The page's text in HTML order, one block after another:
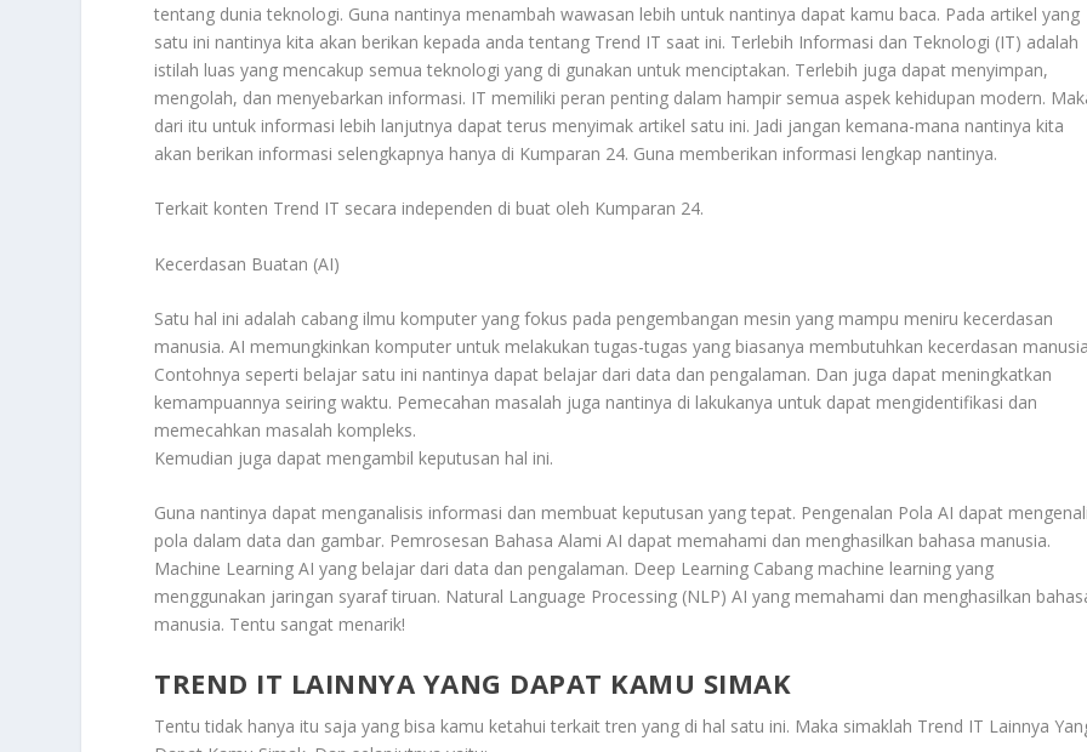
tentang dunia teknologi. Guna nantinya menambah wawasan lebih untuk nantinya dapat kamu baca. Pada artikel yang
satu ini nantinya kita akan berikan kepada anda tentang Trend IT saat ini. Terlebih Informasi dan Teknologi (IT) adalah
istilah luas yang mencakup semua teknologi yang di gunakan untuk menciptakan. Terlebih juga dapat menyimpan,
mengolah, dan menyebarkan informasi. IT memiliki peran penting dalam hampir semua aspek kehidupan modern.
dari itu untuk informasi lebih lanjutnya dapat terus menyimak artikel satu ini. Jadi jangan kemana-mana nantinya kita
akan berikan informasi selengkapnya hanya di Kumparan 24. Guna memberikan informasi lengkap nantinya.
Terkait konten Trend IT secara independen di buat oleh Kumparan 24.
Kecerdasan Buatan (AI)
Satu hal ini adalah cabang ilmu komputer yang fokus pada pengembangan mesin yang mampu meniru kecerdasan
manusia. AI memungkinkan komputer untuk melakukan tugas-tugas yang biasanya membutuhkan kecerdasan
Contohnya seperti belajar satu ini nantinya dapat belajar dari data dan pengalaman. Dan juga dapat meningkatkan
kemampuannya seiring waktu. Pemecahan masalah juga nantinya di lakukanya untuk dapat mengidentifikasi dan
memecahkan masalah kompleks.
Kemudian juga dapat mengambil keputusan hal ini.
Guna nantinya dapat menganalisis informasi dan membuat keputusan yang tepat. Pengenalan Pola AI dapat
pola dalam data dan gambar. Pemrosesan Bahasa Alami AI dapat memahami dan menghasilkan bahasa manusia.
Machine Learning AI yang belajar dari data dan pengalaman. Deep Learning Cabang machine learning yang
menggunakan jaringan syaraf tiruan. Natural Language Processing (NLP) AI yang memahami dan menghasilkan
manusia. Tentu sangat menarik!
TREND IT LAINNYA YANG DAPAT KAMU SIMAK
Tentu tidak hanya itu saja yang bisa kamu ketahui terkait tren yang di hal satu ini. Maka simaklah Trend IT Lainnya